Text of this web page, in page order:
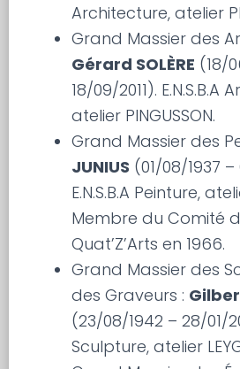
Architecture, atelier
Grand Massier des
Gérard SOLÈRE (18/
18/09/2011). E.N.S.B.A
atelier PINGUSSON.
Grand Massier des
JUNIUS (01/08/1937
E.N.S.B.A Peinture,
Membre du Comité
Quat’Z’Arts en 1966.
Grand Massier des
des Graveurs :
(23/08/1942 – 28/01/
Sculpture, atelier